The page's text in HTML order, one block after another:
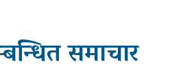
समाचार